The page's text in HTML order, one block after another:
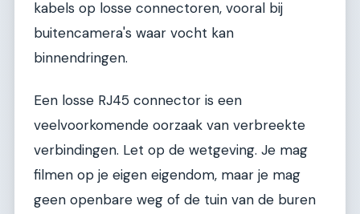
kabels op losse connectoren, vooral bij
buitencamera's waar vocht kan
binnendringen.
Een losse RJ45 connector is een
veelvoorkomende oorzaak van verbreekte
verbindingen. Let op de wetgeving. Je mag
filmen op je eigen eigendom, maar je mag
geen openbare weg of de tuin van de buren